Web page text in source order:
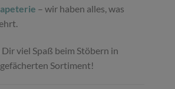
– wir haben alles, was
viel Spaß beim Stöbern in
Sortiment!